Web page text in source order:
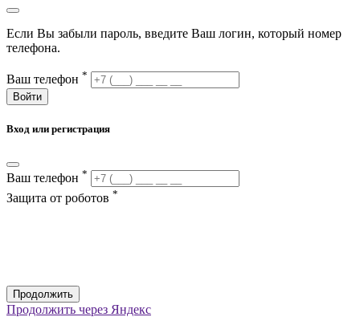
Если Вы забыли пароль, введите Ваш логин, который номер
телефона.
Ваш телефон *
Войти
Вход или регистрация
Ваш телефон *
Защита от роботов *
Продолжить
Продолжить через Яндекс